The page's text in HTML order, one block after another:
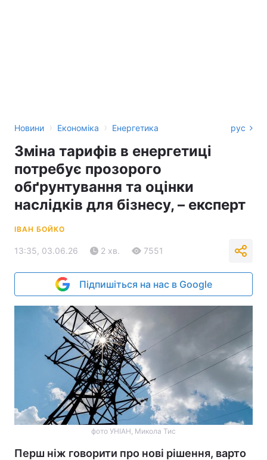
Новини › Економіка › Енергетика рус
Зміна тарифів в енергетиці
потребує прозорого
обґрунтування та оцінки
наслідків для бізнесу, – експерт
ІВАН БОЙКО
13:35, 03.06.26 2 хв. 7551
Підпишіться на нас в Google
фото УНІАН, Микола Тис
Перш ніж говорити про нові рішення, варто